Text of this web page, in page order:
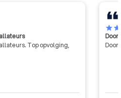
van de industrie
Top opvolging,
starstar
Door
Door